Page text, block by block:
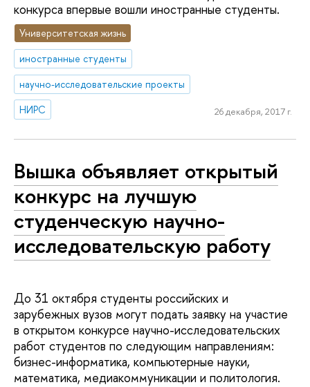
конкурса впервые вошли иностранные студенты.
Университетская жизнь
иностранные студенты
научно-исследовательские проекты
НИРС
26 декабря, 2017 г.
Вышка объявляет открытый
конкурс на лучшую
студенческую научно-
исследовательскую работу
До 31 октября студенты российских и
зарубежных вузов могут подать заявку на участие
в открытом конкурсе научно-исследовательских
работ студентов по следующим направлениям:
бизнес-информатика, компьютерные науки,
математика, медиакоммуникации и политология.